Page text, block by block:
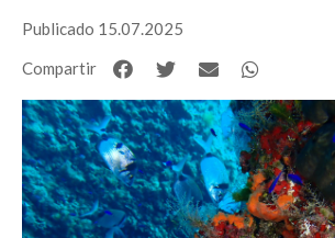
Publicado 15.07.2025
Compartir